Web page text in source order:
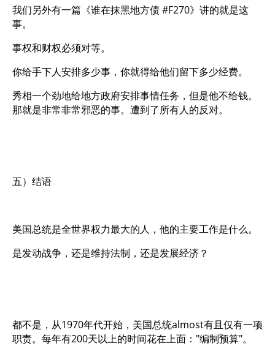
我们另外有一篇《谁在抹黑地方债 #F270》讲的就是这
事。
事权和财权必须对等。
你给手下人安排多少事，你就得给他们留下多少经费。
秀相一个劲地给地方政府安排事情任务，但是他不给钱。
那就是非常非常邪恶的事。遭到了所有人的反对。
五）结语
美国总统是全世界权力最大的人，他的主要工作是什么。
是发动战争，还是维持法制，还是发展经济？
都不是，从1970年代开始，美国总统almost有且仅有一项
职责。每年有200天以上的时间花在上面："编制预算"。